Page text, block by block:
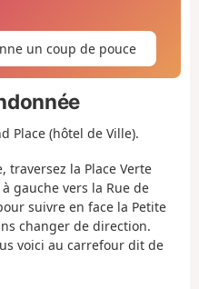
un coup de pouce
Place (hôtel de Ville).
traversez la Place Verte
gauche vers la Rue de
suivre en face la Petite
changer de direction.
voici au carrefour dit de